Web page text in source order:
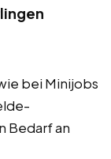
bei Minijobs
Bedarf an